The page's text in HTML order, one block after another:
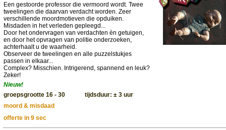
Een gestoorde professor die vermoord wordt. Twee
tweelingen die daarvan verdacht worden. Zeer
verschillende moordmotieven die opduiken.
Misdaden in het verleden gepleegd...
Door het ondervragen van verdachten èn getuigen,
en door het opvragen van politie onderzoeken,
achterhaalt u de waarheid.
Observeer de tweelingen en alle puzzelstukjes
passen in elkaar...
Complex? Misschien. Intrigerend, spannend en leuk?
Zeker!
Nieuw!
groepsgrootte 16 - 30 tijdsduur: ± 3 uur
moord & misdaad
offerte in 9 sec